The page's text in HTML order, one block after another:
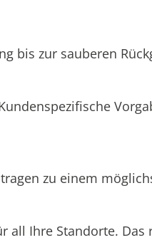
bis zur sauberen
zu einem
all Ihre Standorte.